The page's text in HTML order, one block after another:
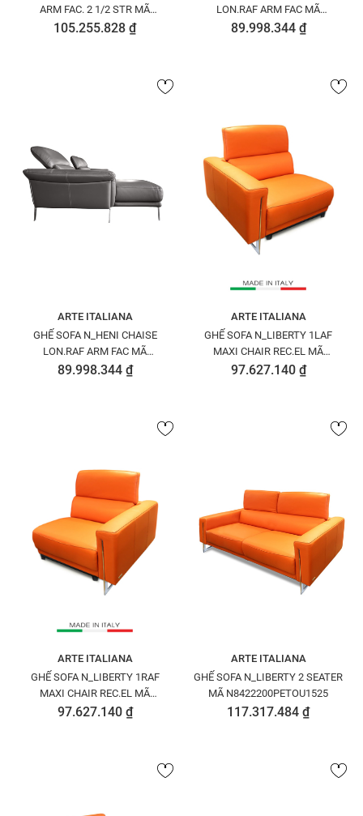
ARM FAC. 2 1/2 STR MÃ
N8401251PETOU1517
105.255.828 ₫
LON.RAF ARM FAC MÃ
N8401410PETOU1529
89.998.344 ₫
ARTE ITALIANA
GHẾ SOFA N_HENI CHAISE
LON.RAF ARM FAC MÃ
N8401420PETOU15517
89.998.344 ₫
ARTE ITALIANA
GHẾ SOFA N_LIBERTY 1LAF
MAXI CHAIR REC.EL MÃ
N8422613PETOU1525
97.627.140 ₫
ARTE ITALIANA
GHẾ SOFA N_LIBERTY 1RAF
MAXI CHAIR REC.EL MÃ
N8422612PEYOU1525
97.627.140 ₫
ARTE ITALIANA
GHẾ SOFA N_LIBERTY 2 SEATER
MÃ N8422200PETOU1525
117.317.484 ₫